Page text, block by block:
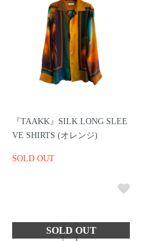
『TAAKK』SILK LONG SLEE
VE SHIRTS (オレンジ)
SOLD OUT